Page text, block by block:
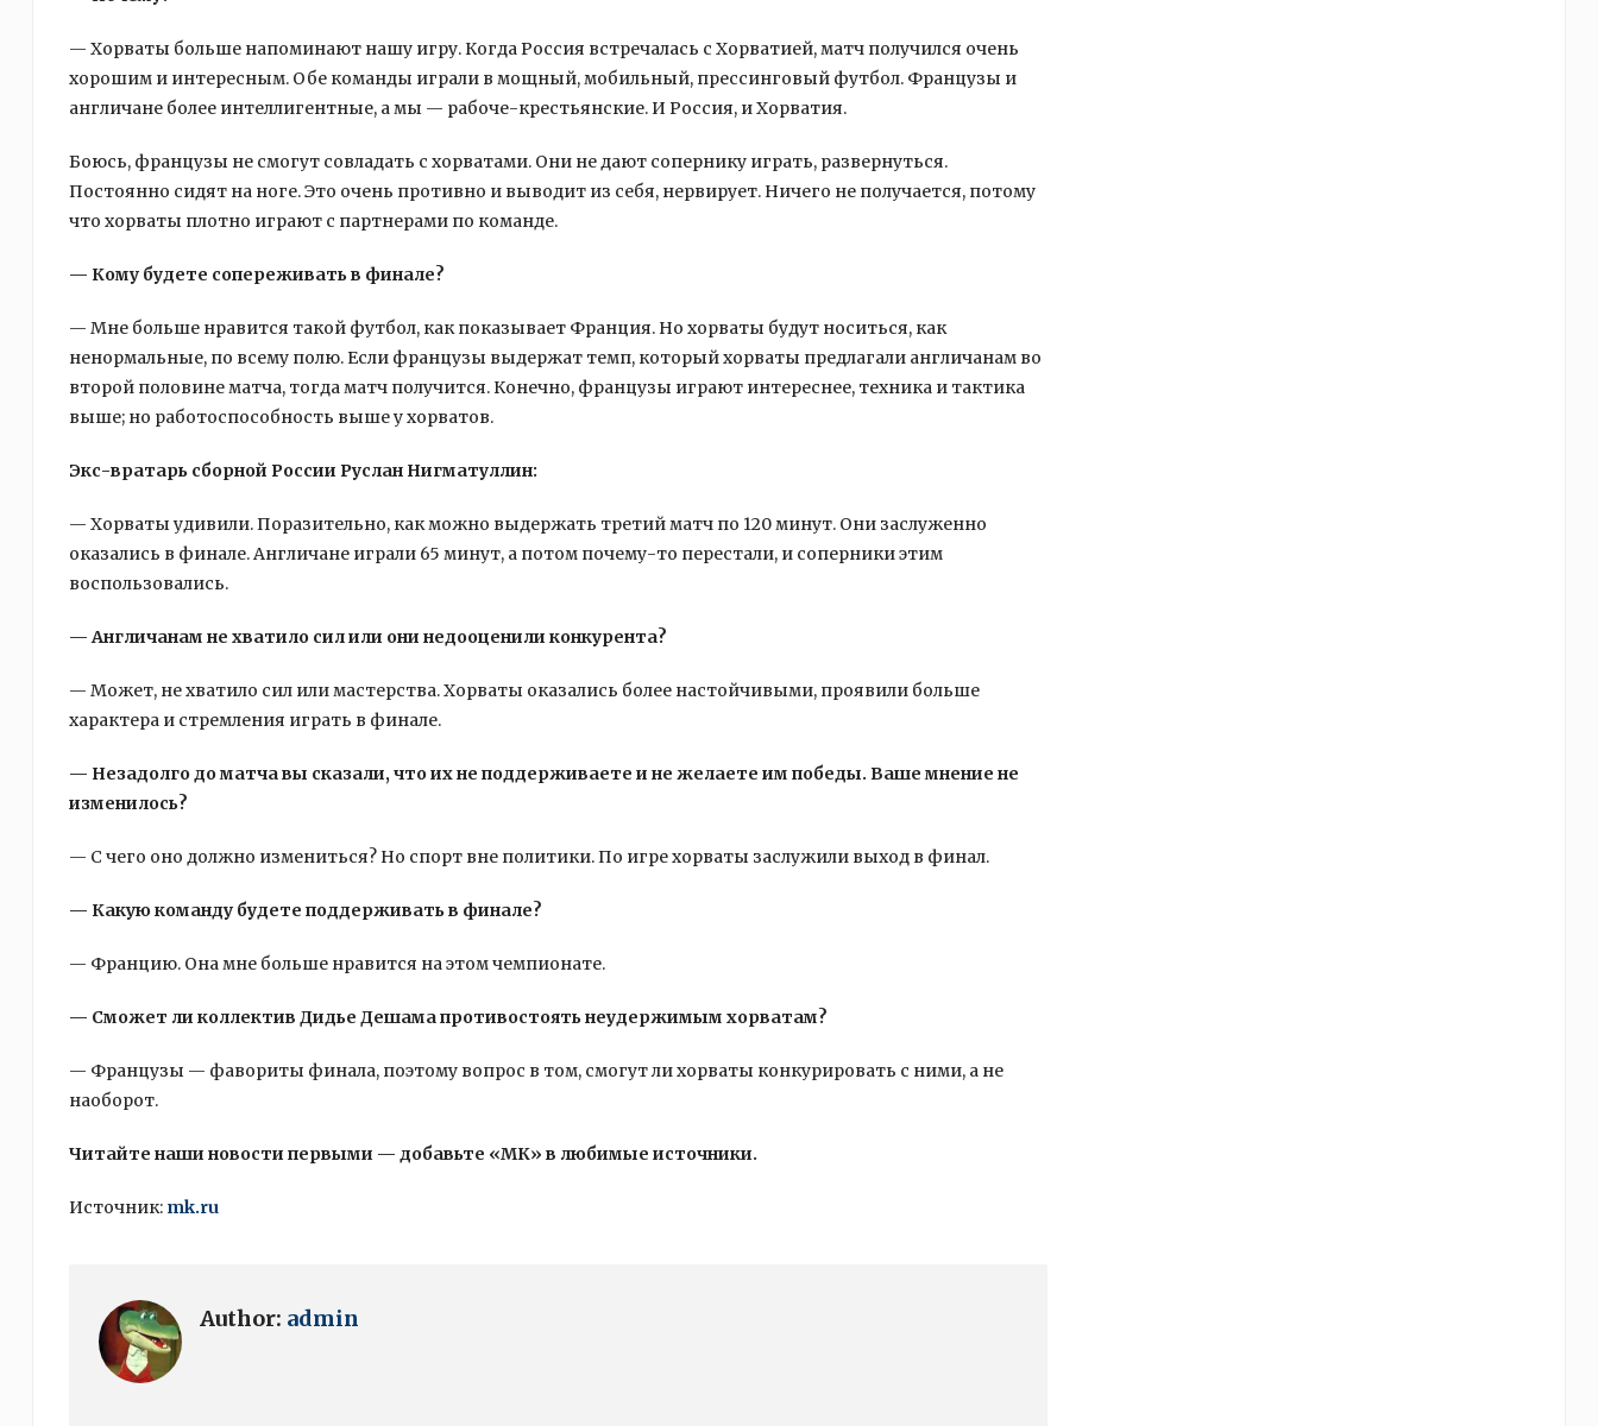
— Хорваты больше напоминают нашу игру. Когда Россия встречалась с Хорватией, матч получился очень
хорошим и интересным. Обе команды играли в мощный, мобильный, прессинговый футбол. Французы и
англичане более интеллигентные, а мы — рабоче-крестьянские. И Россия, и Хорватия.
Боюсь, французы не смогут совладать с хорватами. Они не дают сопернику играть, развернуться.
Постоянно сидят на ноге. Это очень противно и выводит из себя, нервирует. Ничего не получается, потому
что хорваты плотно играют с партнерами по команде.
— Кому будете сопереживать в финале?
— Мне больше нравится такой футбол, как показывает Франция. Но хорваты будут носиться, как
ненормальные, по всему полю. Если французы выдержат темп, который хорваты предлагали англичанам во
второй половине матча, тогда матч получится. Конечно, французы играют интереснее, техника и тактика
выше; но работоспособность выше у хорватов.
Экс-вратарь сборной России Руслан Нигматуллин:
— Хорваты удивили. Поразительно, как можно выдержать третий матч по 120 минут. Они заслуженно
оказались в финале. Англичане играли 65 минут, а потом почему-то перестали, и соперники этим
воспользовались.
— Англичанам не хватило сил или они недооценили конкурента?
— Может, не хватило сил или мастерства. Хорваты оказались более настойчивыми, проявили больше
характера и стремления играть в финале.
— Незадолго до матча вы сказали, что их не поддерживаете и не желаете им победы. Ваше мнение не
изменилось?
— С чего оно должно измениться? Но спорт вне политики. По игре хорваты заслужили выход в финал.
— Какую команду будете поддерживать в финале?
— Францию. Она мне больше нравится на этом чемпионате.
— Сможет ли коллектив Дидье Дешама противостоять неудержимым хорватам?
— Французы — фавориты финала, поэтому вопрос в том, смогут ли хорваты конкурировать с ними, а не
наоборот.
Читайте наши новости первыми — добавьте «МК» в любимые источники.
Источник: mk.ru
Author: admin